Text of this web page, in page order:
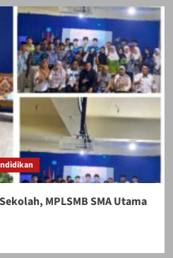
MPLSMB SMA Utama